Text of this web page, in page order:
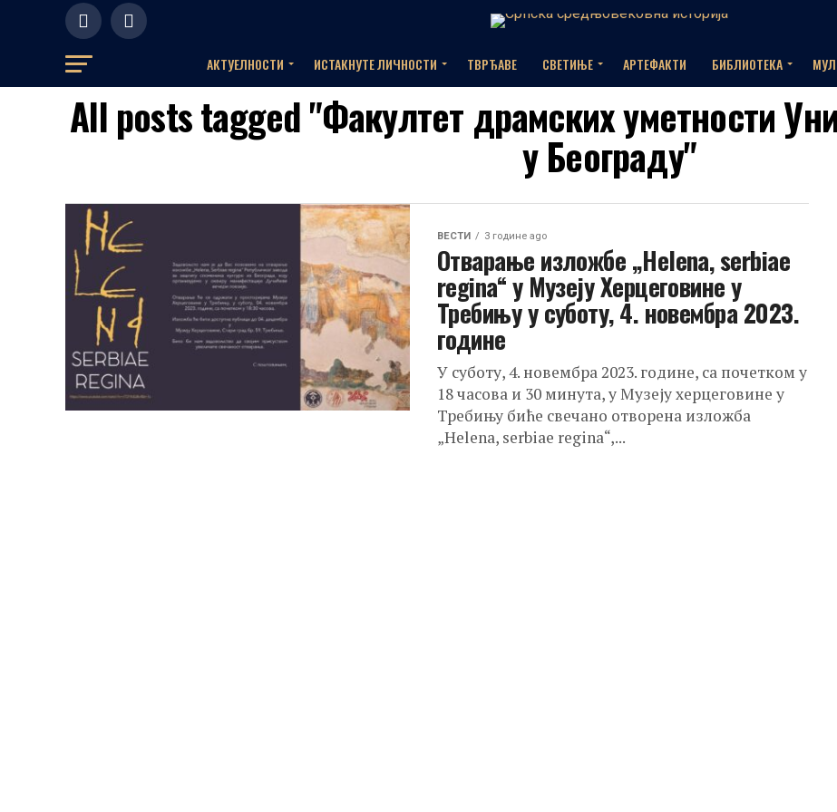
АКТУЕЛНOСТИ ИСТАКНУТЕ ЛИЧНОСТИ ТВРЂАВЕ СВЕТИЊЕ АРТЕФАКТИ БИБЛИОТЕКА
All posts tagged "Факултет драмских уметности
у Београду"
ВЕСТИ 3 године ago
Отварање изложбе „Helena, serbiae
regina“ у Музеју Херцеговине у
Требињу у суботу, 4. новембра 2023.
године
У суботу, 4. новембра 2023. године, са почетком у
18 часова и 30 минута, у Музеју херцеговине у
Требињу биће свечано отворена изложба
„Helena, serbiae regina“,...